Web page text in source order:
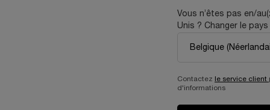
DUO CRÈME RÉNERGIE H.P.N.
Durable pour les Peaux
Vous n’êtes pas en/
Unis ? Changer le
Contactez le service client
d'informations